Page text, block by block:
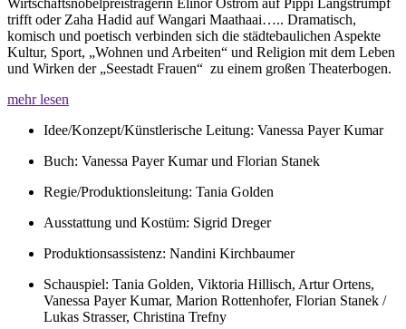
Wirtschaftsnobelpreisträgerin Elinor Ostrom auf Pippi Langstrumpf
trifft oder Zaha Hadid auf Wangari Maathaai….. Dramatisch,
komisch und poetisch verbinden sich die städtebaulichen Aspekte
Kultur, Sport, „Wohnen und Arbeiten“ und Religion mit dem Leben
und Wirken der „Seestadt Frauen“ zu einem großen Theaterbogen.
mehr lesen
Idee/Konzept/Künstlerische Leitung: Vanessa Payer Kumar
Buch: Vanessa Payer Kumar und Florian Stanek
Regie/Produktionsleitung: Tania Golden
Ausstattung und Kostüm: Sigrid Dreger
Produktionsassistenz: Nandini Kirchbaumer
Schauspiel: Tania Golden, Viktoria Hillisch, Artur Ortens,
Vanessa Payer Kumar, Marion Rottenhofer, Florian Stanek /
Lukas Strasser, Christina Trefny